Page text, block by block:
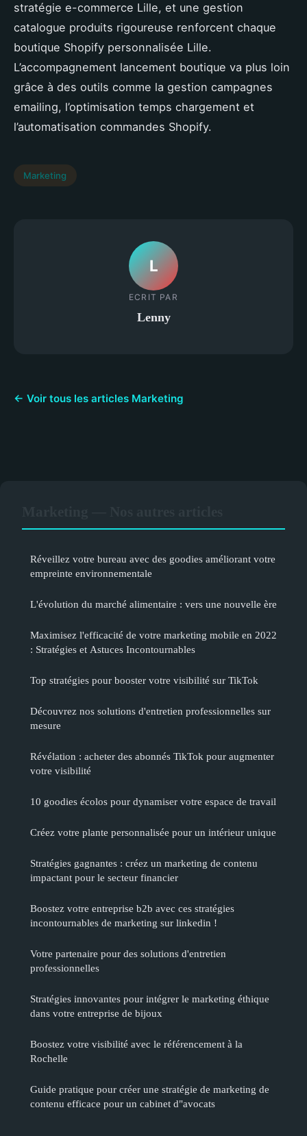
stratégie e-commerce Lille, et une gestion
catalogue produits rigoureuse renforcent chaque
boutique Shopify personnalisée Lille.
L’accompagnement lancement boutique va plus loin
grâce à des outils comme la gestion campagnes
emailing, l’optimisation temps chargement et
l’automatisation commandes Shopify.
Marketing
L
ECRIT PAR
Lenny
← Voir tous les articles Marketing
Réveillez votre bureau avec des goodies améliorant votre
empreinte environnementale
L'évolution du marché alimentaire : vers une nouvelle ère
Maximisez l'efficacité de votre marketing mobile en 2022
: Stratégies et Astuces Incontournables
Top stratégies pour booster votre visibilité sur TikTok
Découvrez nos solutions d'entretien professionnelles sur
mesure
Révélation : acheter des abonnés TikTok pour augmenter
votre visibilité
10 goodies écolos pour dynamiser votre espace de travail
Créez votre plante personnalisée pour un intérieur unique
Stratégies gagnantes : créez un marketing de contenu
impactant pour le secteur financier
Boostez votre entreprise b2b avec ces stratégies
incontournables de marketing sur linkedin !
Votre partenaire pour des solutions d'entretien
professionnelles
Stratégies innovantes pour intégrer le marketing éthique
dans votre entreprise de bijoux
Boostez votre visibilité avec le référencement à la
Rochelle
Guide pratique pour créer une stratégie de marketing de
contenu efficace pour un cabinet d"avocats